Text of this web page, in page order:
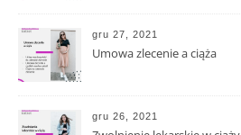
gru 27, 2021
Umowa zlecenie a ciąża
gru 26, 2021